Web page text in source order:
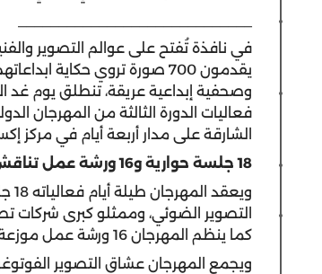
فعاليات الدورة الثالثة من المهرجان
الشارقة على مدار أربعة أيام في مركز
18جلسة حوارية و16ورشة عمل تناقش
التصوير الضوئي، وممثلو كبرى شركات
كما ينظم المهرجان 16 ورشة عمل موزعة على 30 جلسة تستهدف المبتدئين والهواة والمحترفين.
ويجمع المهرجان عشاق التصوير